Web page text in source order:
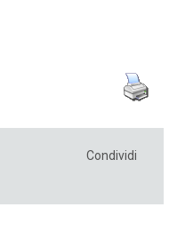
Condividi